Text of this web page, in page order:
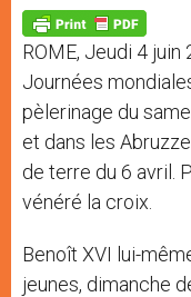
p
p
g
e
r
o
k
ROME, Jeudi 4 juin
Journées
pèlerinage du
et dans les
de terre du 6 avril.
vénéré la croix.
Benoît XVI lui-
jeunes, dimanche